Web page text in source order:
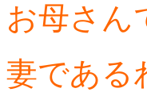
お母さん
妻である